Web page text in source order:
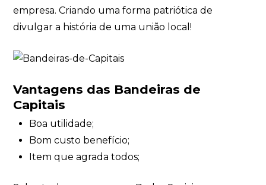
empresa. Criando uma forma patriótica de
divulgar a história de uma união local!
Vantagens das Bandeiras de
Capitais
Boa utilidade;
Bom custo benefício;
Item que agrada todos;